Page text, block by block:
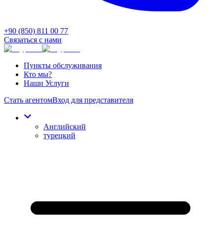
+90 (850) 811 00 77
Связаться с нами
Пункты обслуживания
Кто мы?
Наши Услуги
Стать агентомВход для представителя
Английский
турецкий